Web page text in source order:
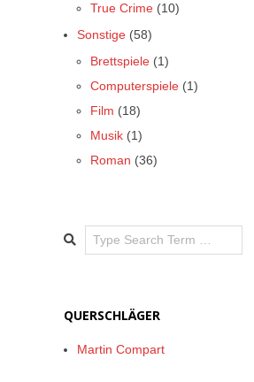
True Crime (10)
Sonstige (58)
Brettspiele (1)
Computerspiele (1)
Film (18)
Musik (1)
Roman (36)
Search
QUERSCHLÄGER
Martin Compart